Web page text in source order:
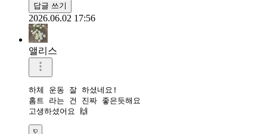
답글 쓰기
2026.06.02 17:56
앨리스
하체 운동 잘 하셨네요!
홈트 라는 건 진짜 좋은듯해요
고생하셨어요 🙌